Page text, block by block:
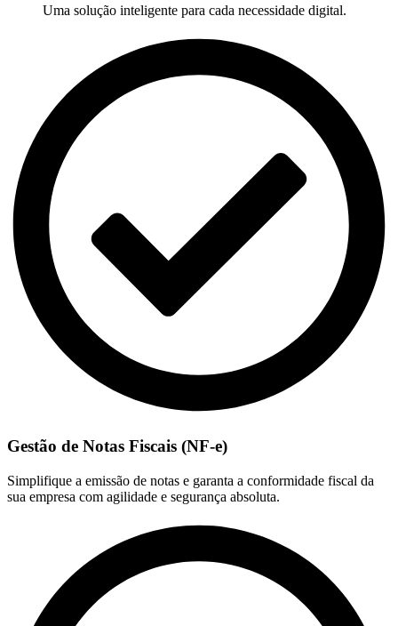
Uma solução inteligente para cada necessidade digital.
Gestão de Notas Fiscais (NF-e)
Simplifique a emissão de notas e garanta a conformidade fiscal da
sua empresa com agilidade e segurança absoluta.